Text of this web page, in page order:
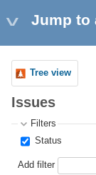
Jump to
Tree view
Issues
Filters
Status
Add filter